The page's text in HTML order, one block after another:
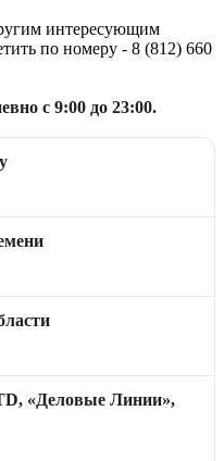
интересующим
по номеру - 8 (812) 660
с 9:00 до 23:00.
«Деловые Линии»,